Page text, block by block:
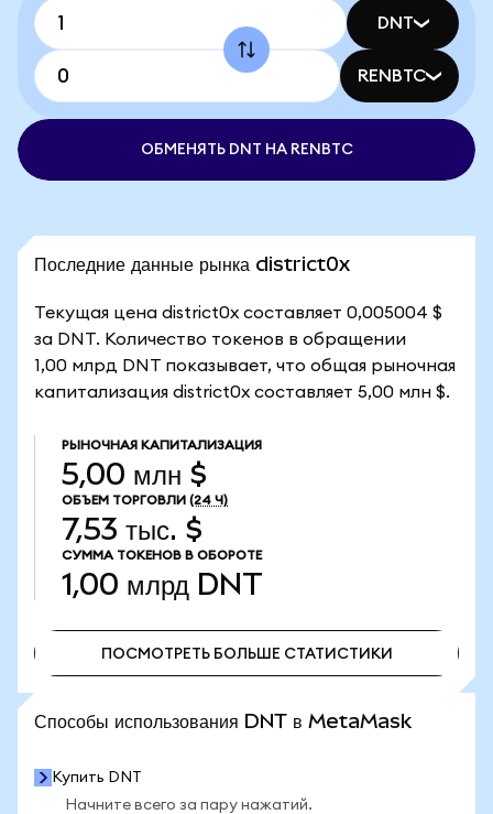
DNT
RENBTC
ОБМЕНЯТЬ DNT НА RENBTC
Последние данные рынка district0x
Текущая цена district0x составляет 0,005004 $
за DNT. Количество токенов в обращении
1,00 млрд DNT показывает, что общая рыночная
капитализация district0x составляет 5,00 млн $.
РЫНОЧНАЯ КАПИТАЛИЗАЦИЯ
5,00 млн $
ОБЪЕМ ТОРГОВЛИ (24 Ч)
7,53 тыс. $
СУММА ТОКЕНОВ В ОБОРОТЕ
1,00 млрд DNT
ПОСМОТРЕТЬ БОЛЬШЕ СТАТИСТИКИ
Способы использования DNT в MetaMask
Купить DNT
Начните всего за пару нажатий.